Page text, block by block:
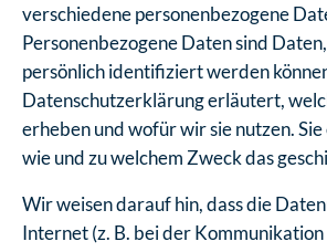
verschiedene personenbezogene
Personenbezogene Daten sind
persönlich identifiziert werden
Datenschutzerklärung erläutert,
erheben und wofür wir sie nutzen.
wie und zu welchem Zweck das
Wir weisen darauf hin, dass die
Internet (z. B. bei der